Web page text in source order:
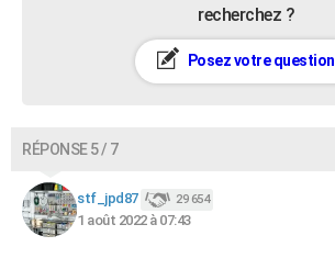
recherchez ?
Posez votre question
RÉPONSE 5 / 7
stf_jpd87 29 654
1 août 2022 à 07:43